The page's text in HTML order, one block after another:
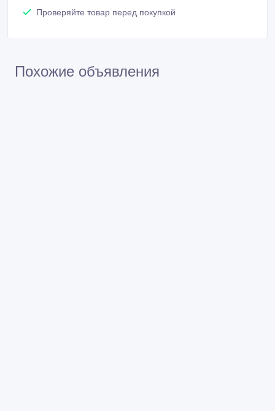
Проверяйте товар перед покупкой
Похожие объявления